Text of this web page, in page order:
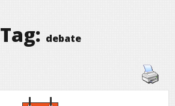
Tag: debate